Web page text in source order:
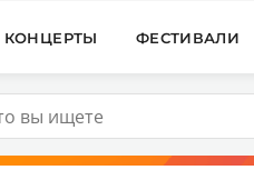
КОНЦЕРТЫ ФЕСТИВАЛИ